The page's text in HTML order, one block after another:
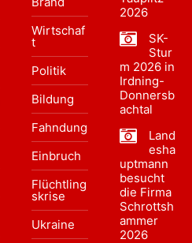
Wirtschaf
t
Politik
Bildung
Fahndung
Einbruch
Flüchtling
skrise
Ukraine
2026
SK-
Stur
m 2026 in
Irdning-
Donnersb
achtal
Land
esha
uptmann
besucht
die Firma
Schrottsh
ammer
2026